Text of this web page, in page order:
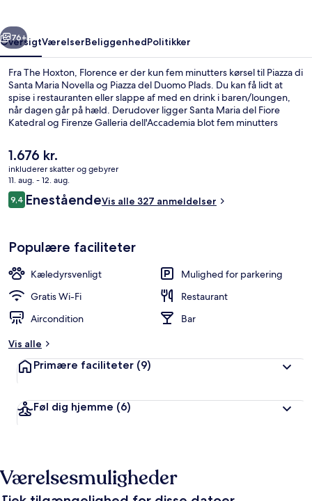
Næste
76+
OversigtVærelserBeliggenhedPolitikker
Fra The Hoxton, Florence er der kun fem minutters kørsel til Piazza di
Santa Maria Novella og Piazza del Duomo Plads. Du kan få lidt at
spise i restauranten eller slappe af med en drink i baren/loungen,
når dagen går på hæld. Derudover ligger Santa Maria del Fiore
Katedral og Firenze Galleria dell'Accademia blot fem minutters
offentlig transport: San Marco University Station ligger 9 minutter
væk og Strozzi - Fallaci Station ligger 11 minutter derfra.
Den
nuværende
pris
er
1.676 kr.
1.676 kr.
inkluderer skatter og gebyrer
11. aug. - 12. aug.
Anmeldelser
9,49,4 ud af 10.
EneståendeVis alle 327 anmeldelser
Populære faciliteter
Kæledyrsvenligt
Mulighed for parkering
Gratis Wi-Fi
Restaurant
Aircondition
Bar
Vis alle
Primære faciliteter (9)
Føl dig hjemme (6)
Værelsesmuligheder